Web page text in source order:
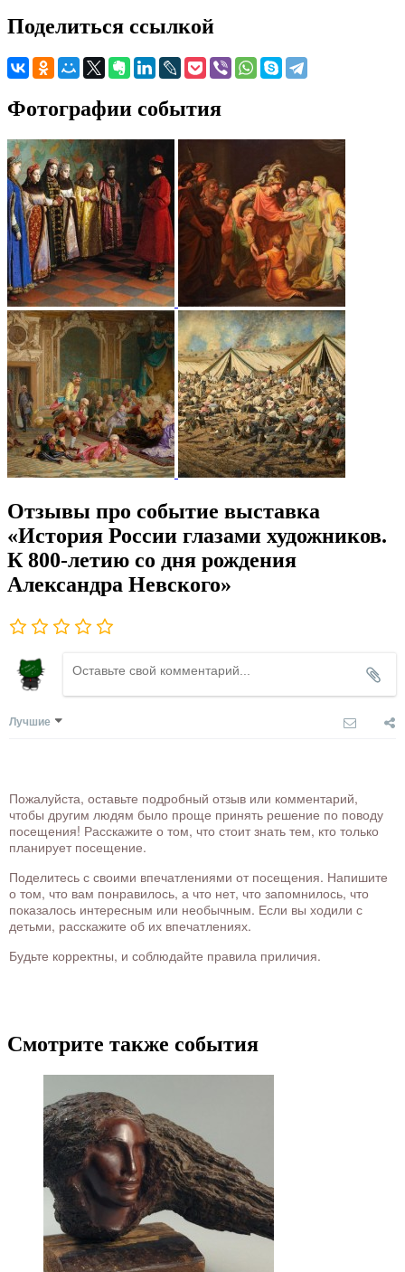
Поделиться ссылкой
Фотографии события
Отзывы про событие выставка
«История России глазами художников.
К 800-летию со дня рождения
Александра Невского»
Лучшие
Пожалуйста, оставьте подробный отзыв или комментарий,
чтобы другим людям было проще принять решение по поводу
посещения! Расскажите о том, что стоит знать тем, кто только
планирует посещение.
Поделитесь с своими впечатлениями от посещения. Напишите
о том, что вам понравилось, а что нет, что запомнилось, что
показалось интересным или необычным. Если вы ходили с
детьми, расскажите об их впечатлениях.
Будьте корректны, и соблюдайте правила приличия.
Смотрите также события